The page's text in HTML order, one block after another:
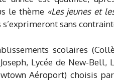
le thème «Les jeunes et
sans
scolaires
Lycée de New-Bell,
Aéroport) choisis